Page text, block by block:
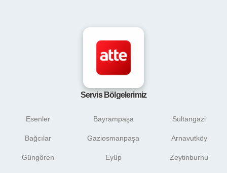
Servis Bölgelerimiz
Esenler
Bağcılar
Güngören
Bayrampaşa
Gaziosmanpaşa
Eyüp
Sultangazi
Arnavutköy
Zeytinburnu